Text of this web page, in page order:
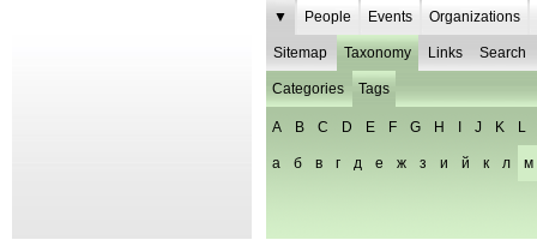
▼
Sitemap Taxonomy
Categories Tags
A B C D E F G H J K L
а б в г д е ж з и й к л м
Links Search
People Events Organizations